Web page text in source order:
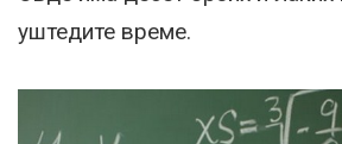
уштедите време.